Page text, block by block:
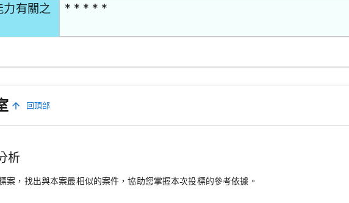
力有關之
* * * * *
回頂部
析
案，找出與本案最相似的案件，協助您掌握本次投標的參考依據。